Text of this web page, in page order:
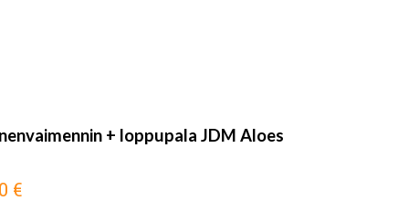
+ loppupala JDM Aloes
€